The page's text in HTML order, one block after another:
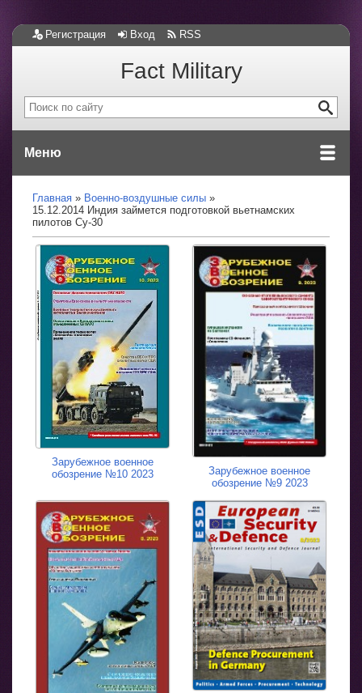
Регистрация Вход RSS
Fact Military
Меню
Главная
Военно-воздушные силы
15.12.2014 Индия займется подготовкой вьетнамских
пилотов Су-30
Зарубежное военное
обозрение №10 2023
Зарубежное военное
обозрение №9 2023